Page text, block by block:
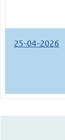
25-04-2026